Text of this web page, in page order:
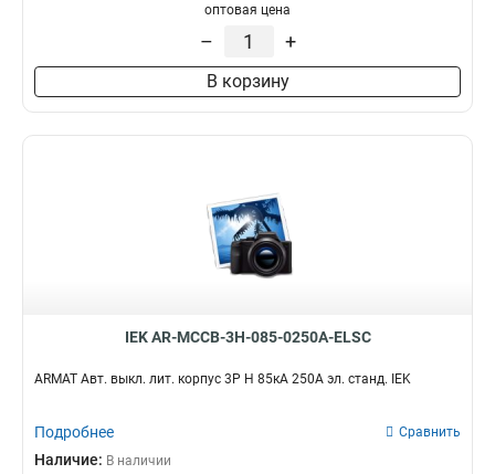
оптовая цена
– +
В корзину
IEK AR-MCCB-3H-085-0250A-ELSC
ARMAT Авт. выкл. лит. корпус 3P H 85кА 250А эл. станд. IEK
Подробнее Сравнить
Наличие: В наличии